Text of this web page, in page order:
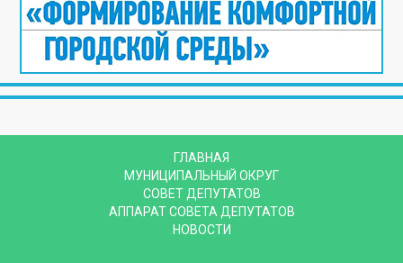
ГЛАВНАЯ
МУНИЦИПАЛЬНЫЙ ОКРУГ
СОВЕТ ДЕПУТАТОВ
АППАРАТ СОВЕТА ДЕПУТАТОВ
НОВОСТИ